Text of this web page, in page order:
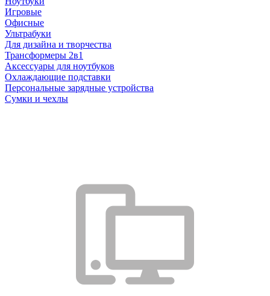
Игровые
Офисные
Ультрабуки
Для дизайна и творчества
Трансформеры 2в1
Аксессуары для ноутбуков
Охлаждающие подставки
Персональные зарядные устройства
Сумки и чехлы